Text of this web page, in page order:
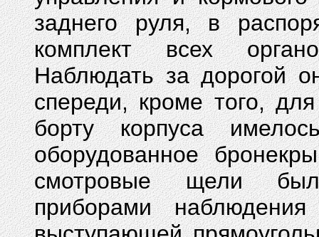
заднего руля, в
комплект всех
Наблюдать за дорогой
спереди, кроме того,
борту корпуса
оборудованное
смотровые щели
приборами